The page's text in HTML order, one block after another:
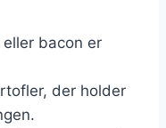
bacon er
der holder